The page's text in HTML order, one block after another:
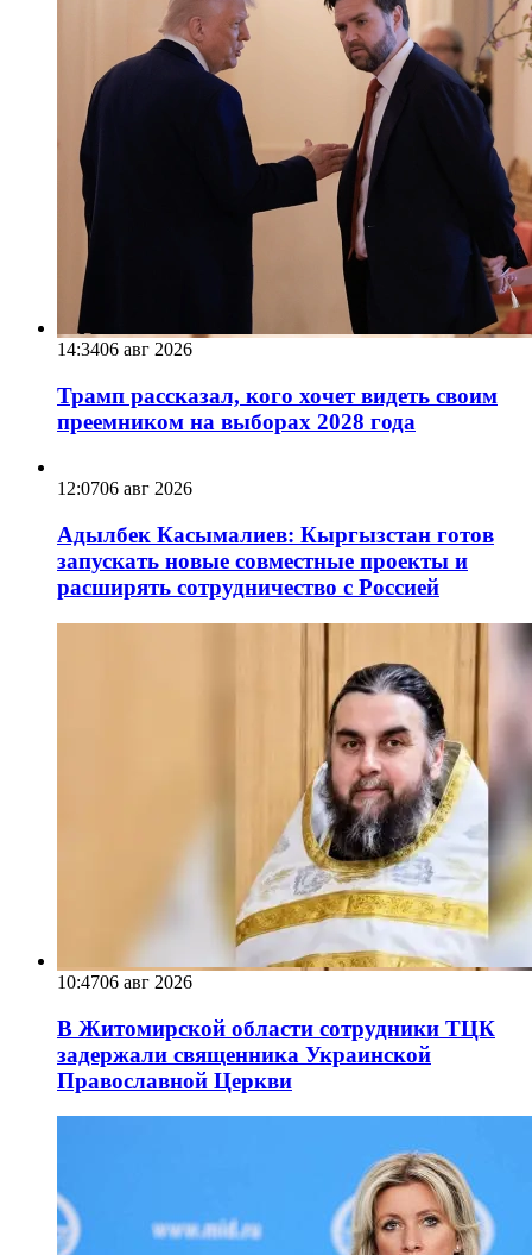
14:3406 авг 2026
Трамп рассказал, кого хочет видеть своим
преемником на выборах 2028 года
12:0706 авг 2026
Адылбек Касымалиев: Кыргызстан готов
запускать новые совместные проекты и
расширять сотрудничество с Россией
10:4706 авг 2026
В Житомирской области сотрудники ТЦК
задержали священника Украинской
Православной Церкви